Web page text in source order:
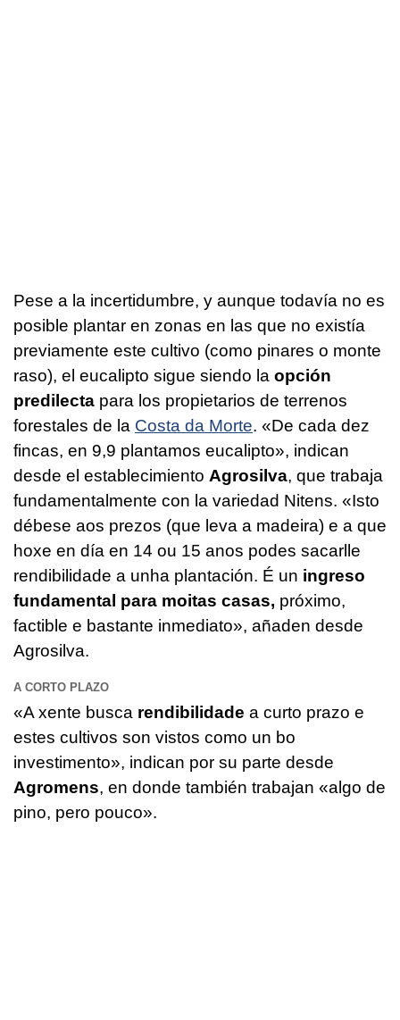
Pese a la incertidumbre, y aunque todavía no es
posible plantar en zonas en las que no existía
previamente este cultivo (como pinares o monte
raso), el eucalipto sigue siendo la opción
predilecta para los propietarios de terrenos
forestales de la Costa da Morte. «De cada dez
fincas, en 9,9 plantamos eucalipto», indican
desde el establecimiento Agrosilva, que trabaja
fundamentalmente con la variedad Nitens. «Isto
débese aos prezos (que leva a madeira) e a que
hoxe en día en 14 ou 15 anos podes sacarlle
rendibilidade a unha plantación. É un ingreso
fundamental para moitas casas, próximo,
factible e bastante inmediato», añaden desde
Agrosilva.
A CORTO PLAZO
«A xente busca rendibilidade a curto prazo e
estes cultivos son vistos como un bo
investimento», indican por su parte desde
Agromens, en donde también trabajan «algo de
pino, pero pouco».